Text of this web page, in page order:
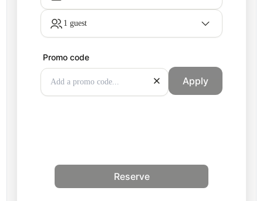
1 guest
Promo code
Apply
Reserve